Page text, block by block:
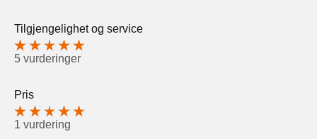
Tilgjengelighet og service
5 vurderinger
Pris
1 vurdering